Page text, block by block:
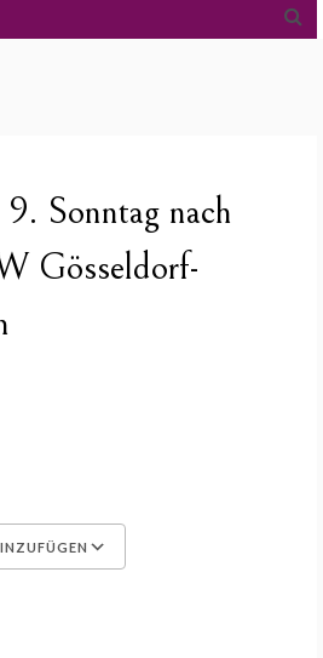
Sonntag nach
Gösseldorf-